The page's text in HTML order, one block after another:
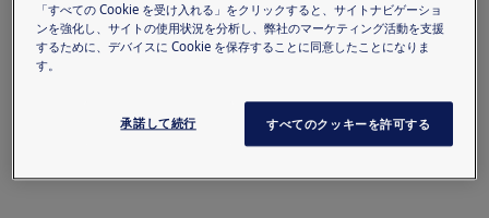
「すべての Cookie を受け入れる」をクリックすると、サイトナビゲーショ
ンを強化し、サイトの使用状況を分析し、弊社のマーケティング活動を支援
するために、デバイスに Cookie を保存することに同意したことになりま
す。
承諾して続行 すべてのクッキーを許可する